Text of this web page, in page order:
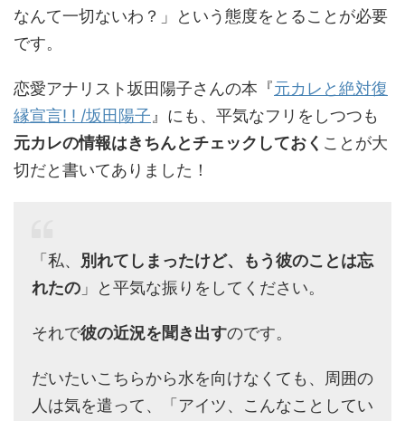
なんて一切ないわ？」という態度をとることが必要
です。
恋愛アナリスト坂田陽子さんの本『元カレと絶対復
縁宣言! ! /坂田陽子 』にも、平気なフリをしつつも
元カレの情報はきちんとチェックしておく ことが大
切だと書いてありました！
「私、 別れてしまったけど、もう彼のことは忘
れたの 」と平気な振りをしてください。
それで彼の近況を聞き出すのです。
だいたいこちらから水を向けなくても、周囲の
人は気を遣って、「アイツ、こんなことしてい